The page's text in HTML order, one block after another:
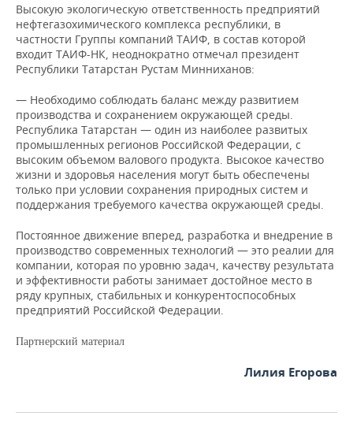
Высокую экологическую ответственность предприятий
нефтегазохимического комплекса республики, в
частности Группы компаний ТАИФ, в состав которой
входит ТАИФ-НК, неоднократно отмечал президент
Республики Татарстан Рустам Минниханов:
— Необходимо соблюдать баланс между развитием
производства и сохранением окружающей среды.
Республика Татарстан — один из наиболее развитых
промышленных регионов Российской Федерации, с
высоким объемом валового продукта. Высокое качество
жизни и здоровья населения могут быть обеспечены
только при условии сохранения природных систем и
поддержания требуемого качества окружающей среды.
Постоянное движение вперед, разработка и внедрение в
производство современных технологий — это реалии для
компании, которая по уровню задач, качеству результата
и эффективности работы занимает достойное место в
ряду крупных, стабильных и конкурентоспособных
предприятий Российской Федерации.
Партнерский материал
Лилия Егорова